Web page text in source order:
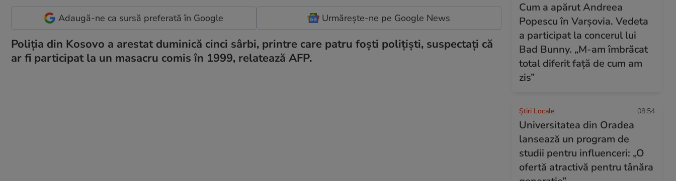
Adaugă-ne ca sursă preferată în Google Urmărește-ne pe Google News
Poliția din Kosovo a arestat duminică cinci sârbi, printre care patru foști polițiști, suspectați că
ar fi participat la un masacru comis în 1999, relatează AFP.
Cum a apărut Andreea
Popescu în Varșovia. Vedeta
a participat la concerul lui
Bad Bunny. „M-am îmbrăcat
total diferit față de cum am
zis”
Știri Locale 08:54
Universitatea din Oradea
lansează un program de
studii pentru influenceri: „O
ofertă atractivă pentru tânăra